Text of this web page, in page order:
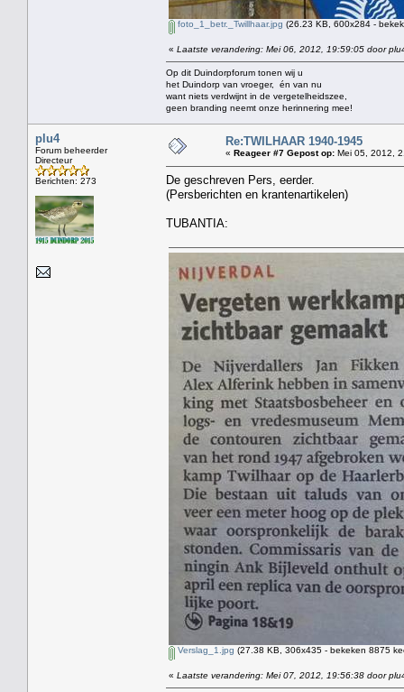
foto_1_betr._Twillhaar.jpg (26.23 KB, 600x284 -
« Laatste verandering: Mei 06, 2012, 19:59:05 door
Op dit Duindorpforum tonen wij u
het Duindorp van vroeger, én van nu
want niets verdwijnt in de vergetelheidszee,
geen branding neemt onze herinnering mee!
plu4
Forum beheerder
Directeur
Berichten: 273
Re:TWILHAAR 1940-1945
« Reageer #7 Gepost op: Mei 05, 2012,
De geschreven Pers, eerder.
(Persberichten en krantenartikelen)
TUBANTIA:
Verslag_1.jpg (27.38 KB, 306x435 - bekeken 8875
« Laatste verandering: Mei 07, 2012, 19:56:38 door